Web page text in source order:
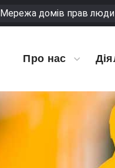
Мережа домів прав
Про нас